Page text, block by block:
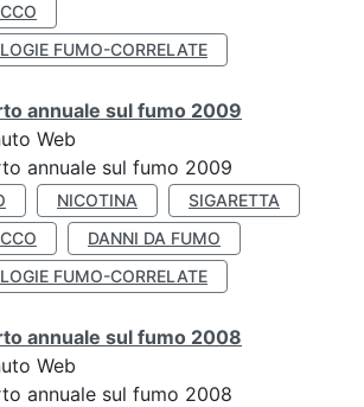
FUMO-CORRELATE
annuale sul fumo 2009
Web
annuale sul fumo 2009
NICOTINA
SIGARETTA
DANNI DA FUMO
FUMO-CORRELATE
annuale sul fumo 2008
Web
annuale sul fumo 2008